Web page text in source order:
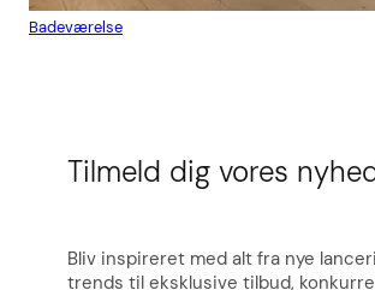
Badeværelse
Tilmeld dig vores
Bliv inspireret med alt fra nye
trends til eksklusive tilbud,